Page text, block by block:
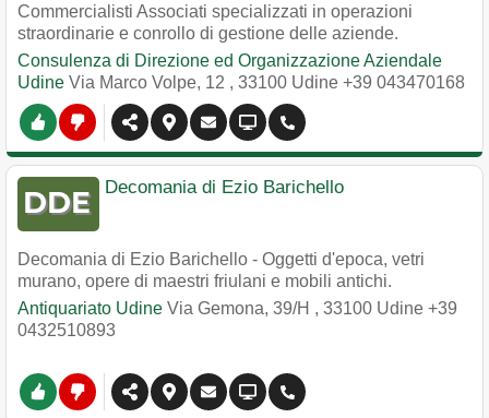
Commercialisti Associati specializzati in operazioni
straordinarie e conrollo di gestione delle aziende.
Consulenza di Direzione ed Organizzazione Aziendale
Udine Via Marco Volpe, 12 , 33100 Udine +39 043470168
Decomania di Ezio Barichello
Decomania di Ezio Barichello - Oggetti d'epoca, vetri
murano, opere di maestri friulani e mobili antichi.
Antiquariato Udine Via Gemona, 39/H , 33100 Udine +39
0432510893